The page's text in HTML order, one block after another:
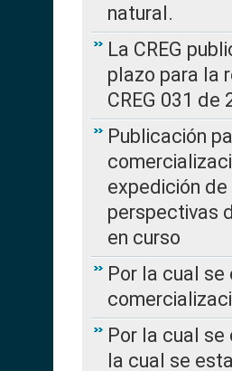
natural.
La CREG
plazo para la
CREG 031 de
Publicación
expedición de
perspectivas
en curso
Por la cual
Por la cual se
la cual se